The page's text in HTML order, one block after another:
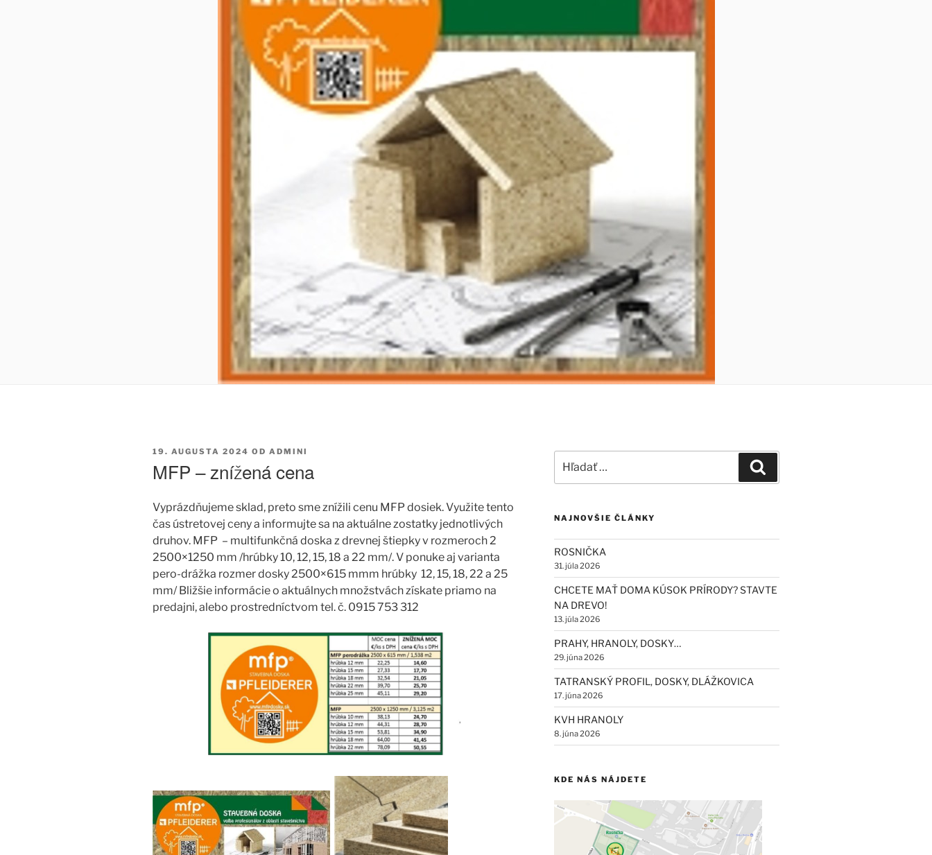
PUBLIKOVANÉ
19. AUGUSTA 2024 OD ADMINI
MFP – znížená cena
Vyprázdňujeme sklad, preto sme znížili cenu MFP dosiek. Využite tento
čas ústretovej ceny a informujte sa na aktuálne zostatky jednotlivých
druhov. MFP – multifunkčná doska z drevnej štiepky v rozmeroch 2
2500×1250 mm /hrúbky 10, 12, 15, 18 a 22 mm/. V ponuke aj varianta
pero-drážka rozmer dosky 2500×615 mmm hrúbky 12, 15, 18, 22 a 25
mm/ Bližšie informácie o aktuálnych množstvách získate priamo na
predajni, alebo prostredníctvom tel. č. 0915 753 312
NAJNOVŠIE ČLÁNKY
ROSNIČKA
31. júla 2026
CHCETE MAŤ DOMA KÚSOK PRÍRODY? STAVTE
NA DREVO!
13. júla 2026
PRAHY, HRANOLY, DOSKY…
29. júna 2026
TATRANSKÝ PROFIL, DOSKY, DLÁŽKOVICA
17. júna 2026
KVH HRANOLY
8. júna 2026
KDE NÁS NÁJDETE